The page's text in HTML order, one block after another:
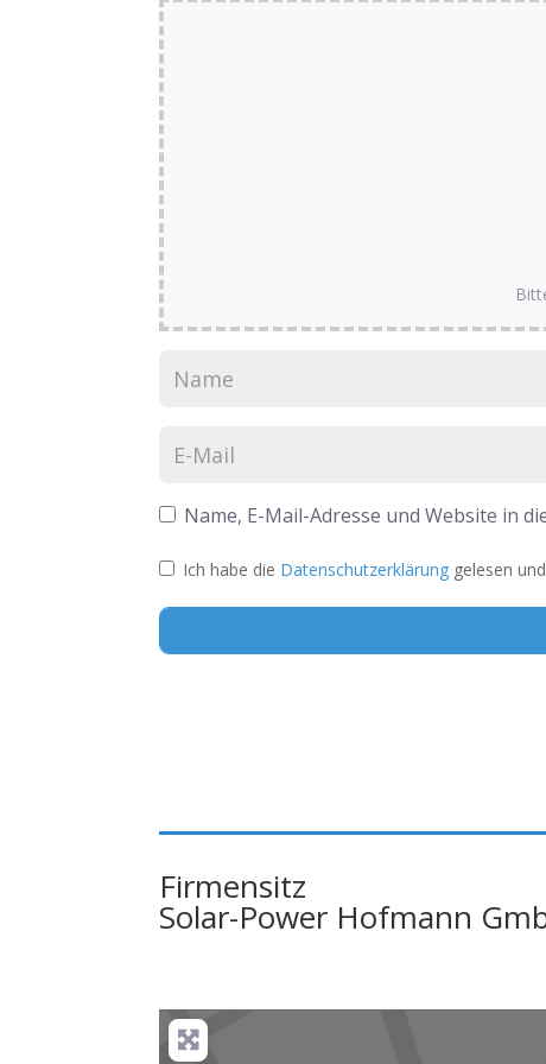
Name, E-Mail-Adresse und Website in
Ich habe die Datenschutzerklärung gelesen
Firmensitz
Solar-Power Hofmann